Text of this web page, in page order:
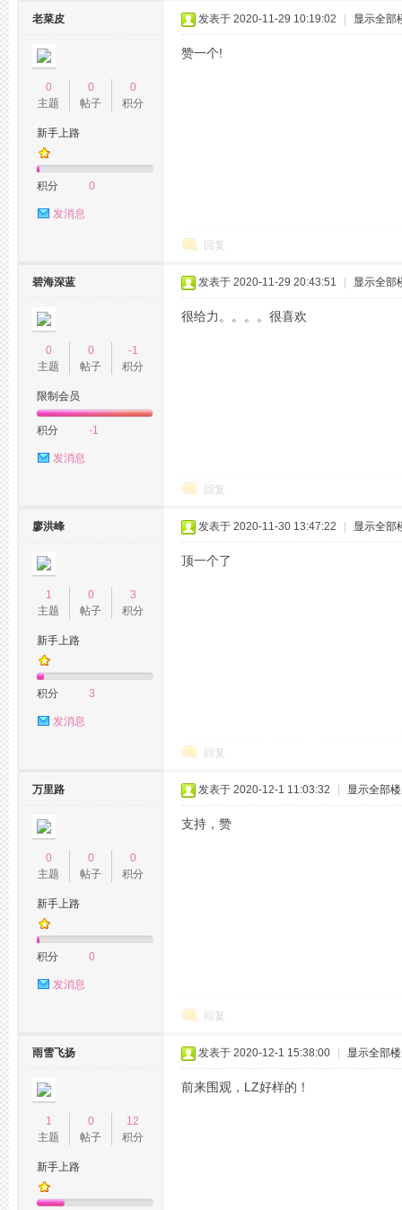
老菜皮
0
主题
0
帖子
0
积分
新手上路
积分 0
发消息
发表于 2020-11-29 10:19:02 显示全部
赞一个!
回复
碧海深蓝
0
主题
0
帖子
-1
积分
限制会员
积分 -1
发消息
发表于 2020-11-29 20:43:51 显示全部
很给力。。。。很喜欢
回复
廖洪峰
1
主题
0
帖子
3
积分
新手上路
积分 3
发消息
发表于 2020-11-30 13:47:22 显示全部
顶一个了
回复
万里路
0
主题
0
帖子
0
积分
新手上路
积分 0
发消息
发表于 2020-12-1 11:03:32 显示全部
支持，赞
回复
雨雪飞扬
1
主题
0
帖子
12
积分
新手上路
发表于 2020-12-1 15:38:00 显示全部
前来围观，LZ好样的！